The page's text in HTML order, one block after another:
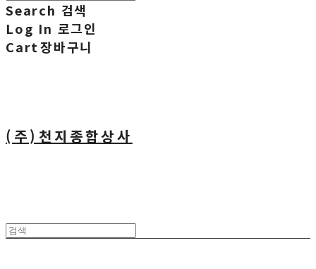
Search 검색
Log In 로그인
Cart장바구니
(주)천지종합상사